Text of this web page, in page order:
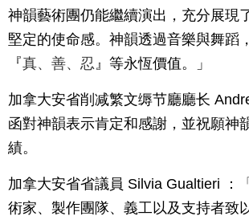
神韻藝術團仍能繼續演出，充分展現
堅定的使命感。神韻透過音樂與舞蹈
『真、善、忍 』等永恆價值。」
加拿大安省削减繁文缛节廳廳长
函對神韻表示肯定和感謝，並祝願神
績。
加拿大安省省議員 Silvia Gualtieri ： 「
術家、製作團隊、義工以及支持者致